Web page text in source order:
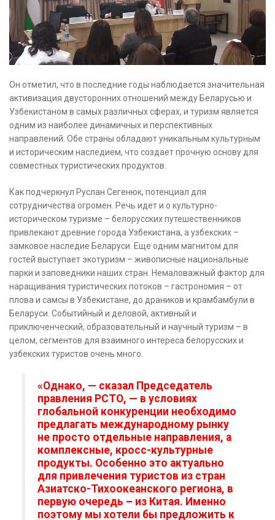
Он отметил, что в последние годы наблюдается значительная
активизация двусторонних отношений между Беларусью и
Узбекистаном в самых различных сферах, и туризм является
одним из наиболее динамичных и перспективных
направлений. Обе страны обладают уникальным культурным
и историческим наследием, что создает прочную основу для
совместных туристических продуктов.
Как подчеркнул Руслан Сегенюк, потенциал для
сотрудничества огромен. Речь идет и о культурно-
историческом туризме – белорусских путешественников
привлекают древние города Узбекистана, а узбекских –
замковое наследие Беларуси. Еще одним магнитом для
гостей выступает экотуризм – живописные национальные
парки и заповедники наших стран. Немаловажный фактор для
наращивания туристических потоков – гастрономия – от
плова и самсы в Узбекистане, до драников и крамбамбули в
Беларуси. Событийный и деловой, активный и
приключенческий, образовательный и научный туризм – в
целом, сегментов для взаимного интереса белорусских и
узбекских туристов очень много.
«Однако, — сказал Председатель
правления РСТО, — в условиях
глобальной конкуренции необходимо
предлагать международному рынку
не просто отдельные направления, а
комплексные, кросс-культурные
продукты. Особенно это актуально
для привлечения туристов из стран
Азиатско-Тихоокеанского региона, в
первую очередь – из Китая. Именно
поэтому мы хотели бы предложить к